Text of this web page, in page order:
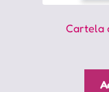
Cartela